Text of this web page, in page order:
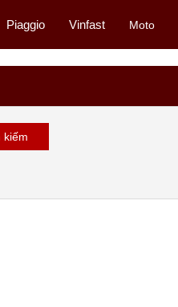
Piaggio Vinfast Moto